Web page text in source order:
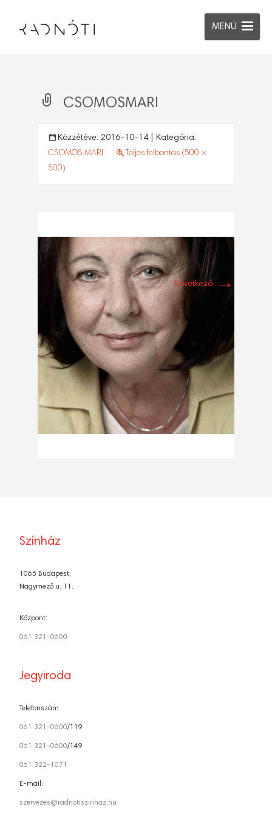
MENÜ
CSOMOSMARI
Közzétéve: 2016-10-14 | Kategória:
CSOMÓS MARI
Teljes felbontás (500 ×
500)
Következő →
Színház
1065 Budapest,
Nagymező u. 11.
Központ:
061 321-0600
Jegyiroda
Telefonszám:
061 321-0600/119
061 321-0600/149
061 322-1071
E-mail:
szervezes@radnotiszinhaz.hu